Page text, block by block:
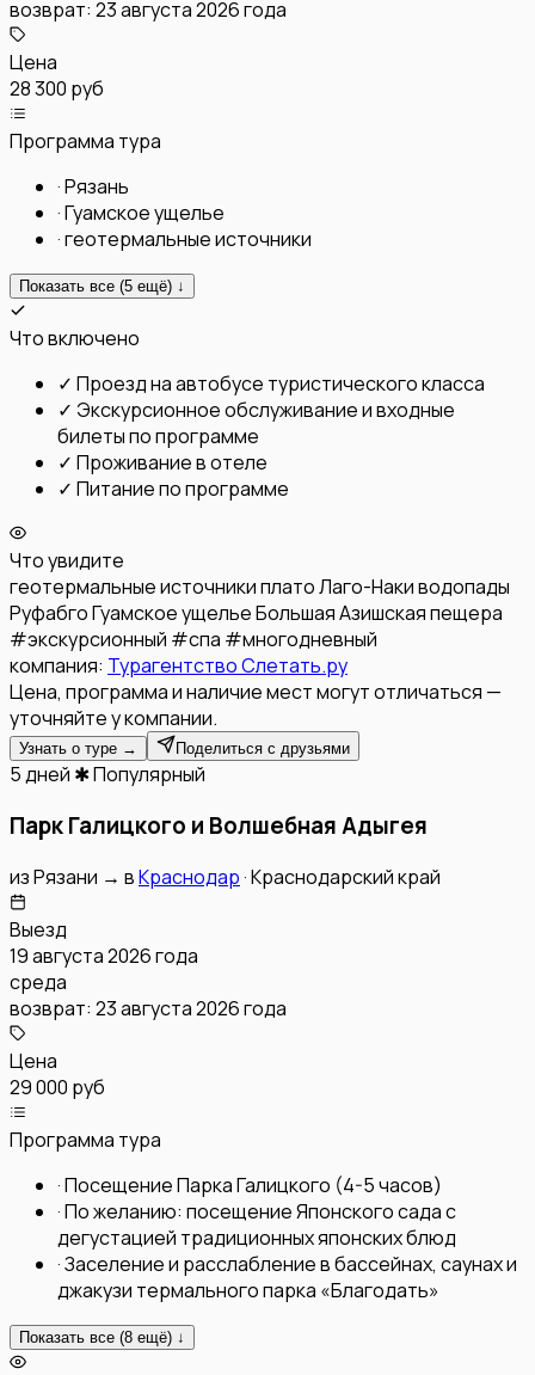
возврат: 23 августа 2026 года
Цена
28 300 руб
Программа тура
·Рязань
·Гуамское ущелье
·геотермальные источники
Показать все (5 ещё) ↓
Что включено
✓ Проезд на автобусе туристического класса
✓ Экскурсионное обслуживание и входные
билеты по программе
✓ Проживание в отеле
✓ Питание по программе
Что увидите
геотермальные источникиплато Лаго-Накиводопады
РуфабгоГуамское ущельеБольшая Азишская пещера
#экскурсионный #спа #многодневный
компания: Турагентство Слетать.ру
Цена, программа и наличие мест могут отличаться —
уточняйте у компании.
Узнать о туре → Поделиться с друзьями
5 дней ✱ Популярный
Парк Галицкого и Волшебная Адыгея
изРязани → вКраснодар·Краснодарский край
Выезд
19 августа 2026 года
среда
возврат: 23 августа 2026 года
Цена
29 000 руб
Программа тура
·Посещение Парка Галицкого (4-5 часов)
·По желанию: посещение Японского сада с
дегустацией традиционных японских блюд
·Заселение и расслабление в бассейнах, саунах и
джакузи термального парка «Благодать»
Показать все (8 ещё) ↓